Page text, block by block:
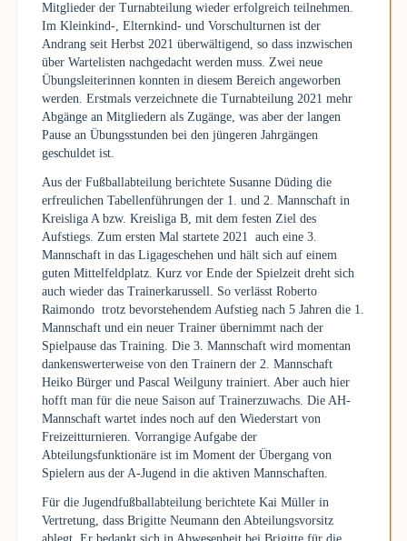
Mitglieder der Turnabteilung wieder erfolgreich teilnehmen.
Im Kleinkind-, Elternkind- und Vorschulturnen ist der
Andrang seit Herbst 2021 überwältigend, so dass inzwischen
über Wartelisten nachgedacht werden muss. Zwei neue
Übungsleiterinnen konnten in diesem Bereich angeworben
werden. Erstmals verzeichnete die Turnabteilung 2021 mehr
Abgänge an Mitgliedern als Zugänge, was aber der langen
Pause an Übungsstunden bei den jüngeren Jahrgängen
geschuldet ist.
Aus der Fußballabteilung berichtete Susanne Düding die
erfreulichen Tabellenführungen der 1. und 2. Mannschaft in
Kreisliga A bzw. Kreisliga B, mit dem festen Ziel des
Aufstiegs. Zum ersten Mal startete 2021 auch eine 3.
Mannschaft in das Ligageschehen und hält sich auf einem
guten Mittelfeldplatz. Kurz vor Ende der Spielzeit dreht sich
auch wieder das Trainerkarussell. So verlässt Roberto
Raimondo trotz bevorstehendem Aufstieg nach 5 Jahren die 1.
Mannschaft und ein neuer Trainer übernimmt nach der
Spielpause das Training. Die 3. Mannschaft wird momentan
dankenswerterweise von den Trainern der 2. Mannschaft
Heiko Bürger und Pascal Weilguny trainiert. Aber auch hier
hofft man für die neue Saison auf Trainerzuwachs. Die AH-
Mannschaft wartet indes noch auf den Wiederstart von
Freizeitturnieren. Vorrangige Aufgabe der
Abteilungsfunktionäre ist im Moment der Übergang von
Spielern aus der A-Jugend in die aktiven Mannschaften.
Für die Jugendfußballabteilung berichtete Kai Müller in
Vertretung, dass Brigitte Neumann den Abteilungsvorsitz